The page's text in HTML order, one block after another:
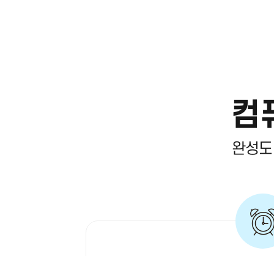
컴
완성